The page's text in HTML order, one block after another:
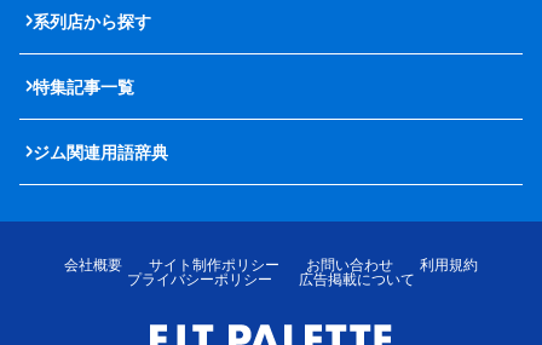
系列店から探す
特集記事一覧
ジム関連用語辞典
会社概要 サイト制作ポリシー お問い合わせ
利用規約
プライバシーポリシー
広告掲載について